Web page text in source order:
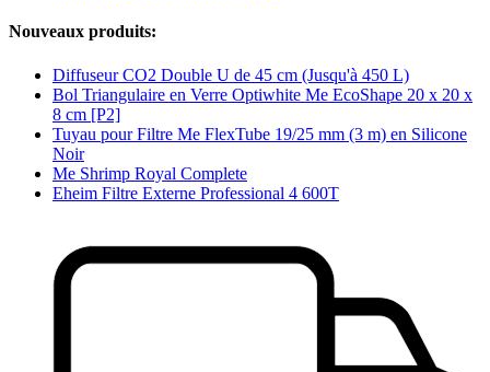
Nouveaux produits:
Diffuseur CO2 Double U de 45 cm (Jusqu'à 450 L)
Bol Triangulaire en Verre Optiwhite Me EcoShape 20 x 20 x
8 cm [P2]
Tuyau pour Filtre Me FlexTube 19/25 mm (3 m) en Silicone
Noir
Me Shrimp Royal Complete
Eheim Filtre Externe Professional 4 600T